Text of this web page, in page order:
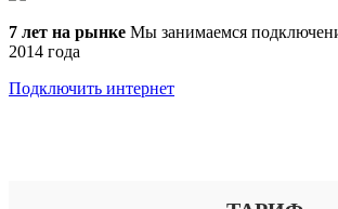
7 лет на рынке Мы занимаемся
2014 года
Подключить интернет